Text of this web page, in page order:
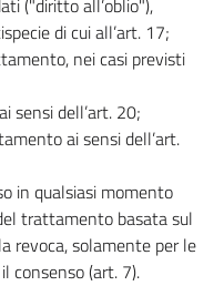
("diritto all’oblio"),
di cui all’art. 17;
nei casi previsti
sensi dell’art. 20;
ai sensi dell’art.
in qualsiasi momento
trattamento basata sul
revoca, solamente per le
consenso (art. 7).